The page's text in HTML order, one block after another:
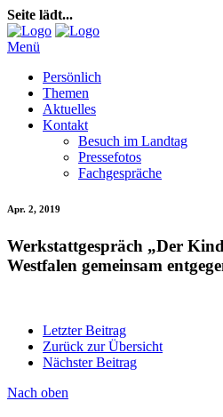
Seite lädt...
Menü
Persönlich
Themen
Aktuelles
Kontakt
Besuch im Landtag
Pressefotos
Fachgespräche
Apr. 2, 2019
Werkstattgespräch „Der
Westfalen gemeinsam
Letzter Beitrag
Zurück zur Übersicht
Nächster Beitrag
Nach oben